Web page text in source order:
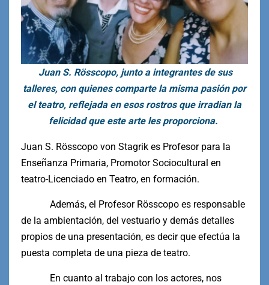
Juan S. Rösscopo, junto a integrantes de sus
talleres, con quienes comparte la misma pasión por
el teatro, reflejada en esos rostros que irradian la
felicidad que este arte les proporciona.
Juan S. Rösscopo von Stagrik es Profesor para la
Enseñanza Primaria, Promotor Sociocultural en
teatro-Licenciado en Teatro, en formación.
Además, el Profesor Rösscopo es responsable
de la ambientación, del vestuario y demás detalles
propios de una presentación, es decir que efectúa la
puesta completa de una pieza de teatro.
En cuanto al trabajo con los actores, nos